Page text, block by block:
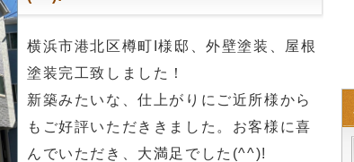
横浜市港北区樽町I様邸、外壁塗装、屋根
塗装完工致しました！
新築みたいな、仕上がりにご近所様から
もご好評いただききました。お客様に喜
んでいただき、大満足でした(^^)!